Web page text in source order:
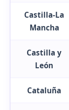
Castilla-La
Mancha
Castilla y
León
Cataluña